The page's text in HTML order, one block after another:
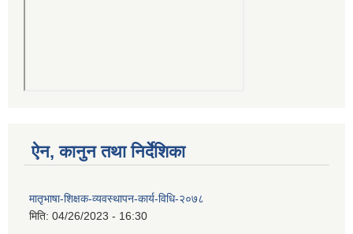
ऐन, कानुन तथा निर्देशिका
मातृभाषा-शिक्षक-व्यवस्थापन-कार्य-विधि-२०७८
मिति: 04/26/2023 - 16:30